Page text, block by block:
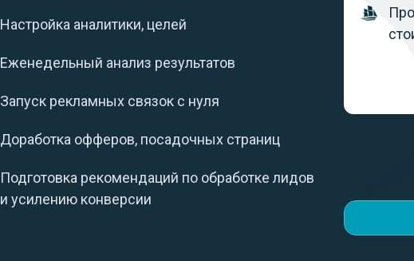
Подготовка рекомендаций по обработке лидов
и усилению конверсии
Доработка офферов, посадочных страниц
Еженедельный анализ результатов
Запуск рекламных связок с нуля
Настройка аналитики, целей